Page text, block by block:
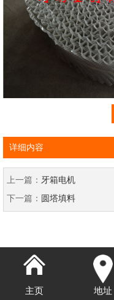
详细内容
上一篇： 牙箱电机
下一篇： 圆塔填料
主页 地址